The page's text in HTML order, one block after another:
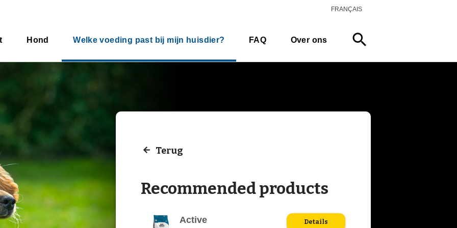
FRANÇAIS
Hond Welke voeding past bij mijn huisdier? FAQ Over ons search
Terug
Recommended products
Active Details